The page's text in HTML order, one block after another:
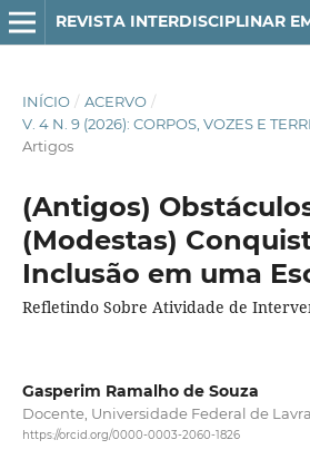
INÍCIO / ACERVO /
V. 4 N. 9 (2026): CORPOS, VOZES E
Artigos
(Antigos)
(Modestas)
Inclusão em uma
Refletindo Sobre Atividade de
Gasperim Ramalho de Souza
Docente, Universidade Federal de
https://orcid.org/0000-0003-2060-1826